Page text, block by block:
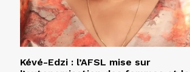
Kévé-Edzi : l’AFSL mise sur